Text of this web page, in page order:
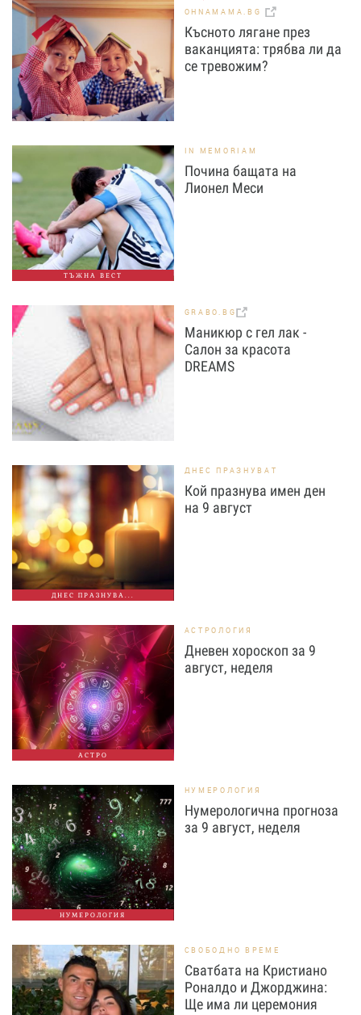
OHNAMAMA.BG
Късното лягане през
ваканцията: трябва ли да
се тревожим?
ТЪЖНА ВЕСТ
IN MEMORIAM
Почина бащата на
Лионел Меси
GRABO.BG
Маникюр с гел лак -
Салон за красота
DREAMS
ДНЕС ПРАЗНУВА...
ДНЕС ПРАЗНУВАТ
Кой празнува имен ден
на 9 август
АСТРО
АСТРОЛОГИЯ
Дневен хороскоп за 9
август, неделя
НУМЕРОЛОГИЯ
НУМЕРОЛОГИЯ
Нумерологична прогноза
за 9 август, неделя
СВОБОДНО ВРЕМЕ
Сватбата на Кристиано
Роналдо и Джорджина:
Ще има ли церемония